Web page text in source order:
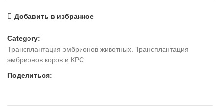
Добавить в избранное
Category:
Трансплантация эмбрионов животных. Трансплантация
эмбрионов коров и КРС.
Поделиться: